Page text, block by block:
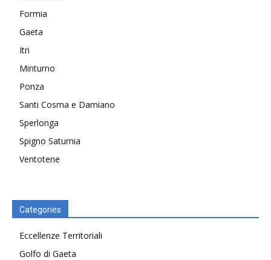
Formia
Gaeta
Itri
Minturno
Ponza
Santi Cosma e Damiano
Sperlonga
Spigno Saturnia
Ventotene
Categories
Eccellenze Territoriali
Golfo di Gaeta